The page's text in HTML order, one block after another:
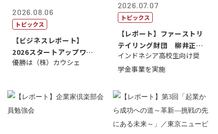
2026.08.06
トピックス
【ビジネスレポート】
2026スタートアップワー
ルドカップ東京
優勝は（株）カウシェ
2026.07.07
トピックス
【レポート】ファーストリ
テイリング財団 柳井正
理事長
インドネシア高校生向け奨
学金事業を実施